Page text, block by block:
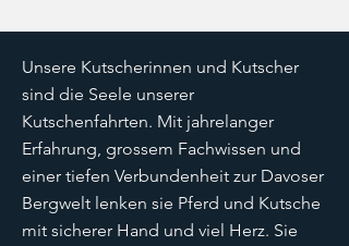
Unsere Kutscherinnen und Kutscher
sind die Seele unserer
Kutschenfahrten. Mit jahrelanger
Erfahrung, grossem Fachwissen und
einer tiefen Verbundenheit zur Davoser
Bergwelt lenken sie Pferd und Kutsche
mit sicherer Hand und viel Herz. Sie